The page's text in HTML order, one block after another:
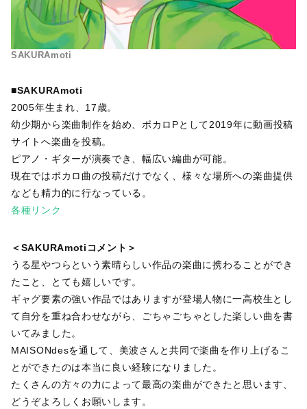
SAKURAmoti
■SAKURAmoti
2005年生まれ、17歳。
幼少期から楽曲制作を始め、ボカロPとして2019年に動画投稿
サイトへ楽曲を投稿。
ピアノ・ギターが演奏でき、幅広い編曲が可能。
現在ではボカロ曲の投稿だけでなく、様々な場所への楽曲提供
なども精力的に行なっている。
各種リンク
＜SAKURAmotiコメント＞
うる星やつらという素晴らしい作品の楽曲に携わることができ
たこと、とても嬉しいです。
ギャグ要素の強い作品ではありますが登場人物に一高校生とし
て自分を重ね合わせながら、ごちゃごちゃとした楽しい曲を書
いてみました。
MAISONdesを通して、美波さんと共同で楽曲を作り上げるこ
とができたのは本当に良い経験になりました。
たくさんの方々の力によって最高の楽曲ができたと思います、
どうぞよろしくお願いします。